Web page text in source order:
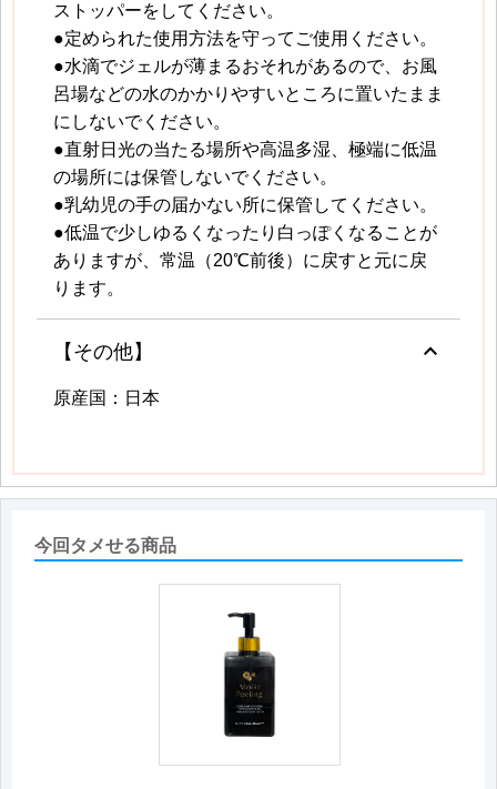
ストッパーをしてください。
●定められた使用方法を守ってご使用ください。
●水滴でジェルが薄まるおそれがあるので、お風
呂場などの水のかかりやすいところに置いたまま
にしないでください。
●直射日光の当たる場所や高温多湿、極端に低温
の場所には保管しないでください。
●乳幼児の手の届かない所に保管してください。
●低温で少しゆるくなったり白っぽくなることが
ありますが、常温（20℃前後）に戻すと元に戻
ります。
【その他】 keyboard_arrow_up
原産国：日本
今回タメせる商品